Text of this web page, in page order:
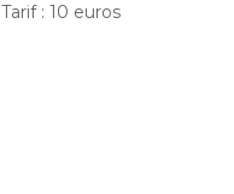
Tarif : 10 euros